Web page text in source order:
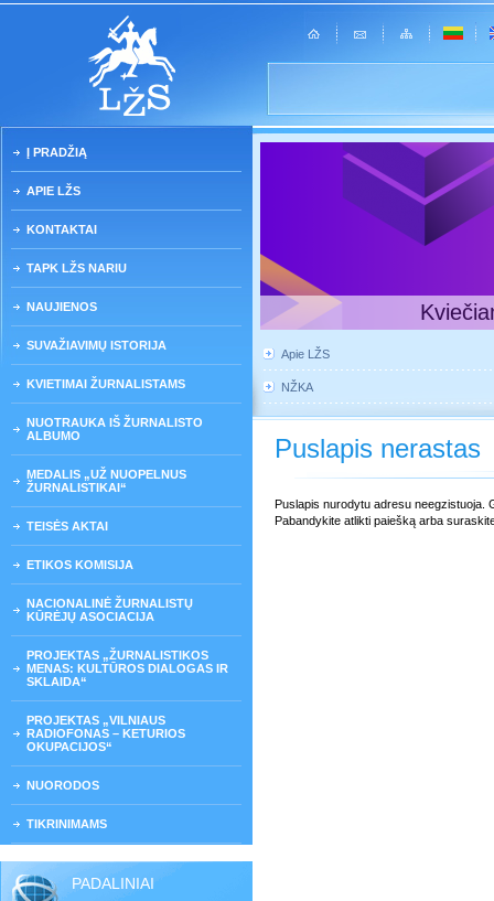
Į PRADŽIĄ
APIE LŽS
KONTAKTAI
TAPK LŽS NARIU
NAUJIENOS
SUVAŽIAVIMŲ ISTORIJA
KVIETIMAI ŽURNALISTAMS
NUOTRAUKA IŠ ŽURNALISTO
ALBUMO
MEDALIS „UŽ NUOPELNUS
ŽURNALISTIKAI“
TEISĖS AKTAI
ETIKOS KOMISIJA
NACIONALINĖ ŽURNALISTŲ
KŪRĖJŲ ASOCIACIJA
PROJEKTAS „ŽURNALISTIKOS
MENAS: KULTŪROS DIALOGAS IR
SKLAIDA“
PROJEKTAS „VILNIAUS
RADIOFONAS – KETURIOS
OKUPACIJOS“
NUORODOS
TIKRINIMAMS
PADALINIAI
Apie LŽS
NŽKA
Puslapis nerastas
Puslapis nurodytu adresu neegzistuoja.
Pabandykite atlikti paiešką arba